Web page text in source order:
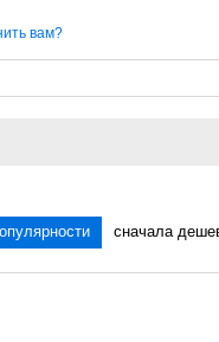
вам?
сначала